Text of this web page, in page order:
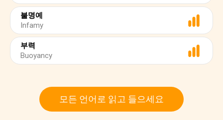
불명예
Infamy
부력
Buoyancy
모든 언어로 읽고 들으세요